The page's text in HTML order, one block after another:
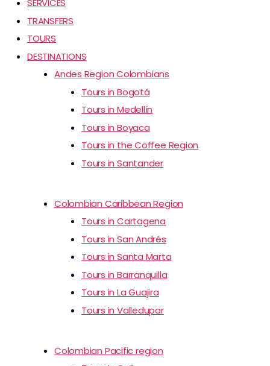
SERVICES
TRANSFERS
TOURS
DESTINATIONS
Andes Region Colombians
Tours in Bogotá
Tours in Medellín
Tours in Boyaca
Tours in the Coffee Region
Tours in Santander
Colombian Caribbean Region
Tours in Cartagena
Tours in San Andrés
Tours in Santa Marta
Tours in Barranquilla
Tours in La Guajira
Tours in Valledupar
Colombian Pacific region